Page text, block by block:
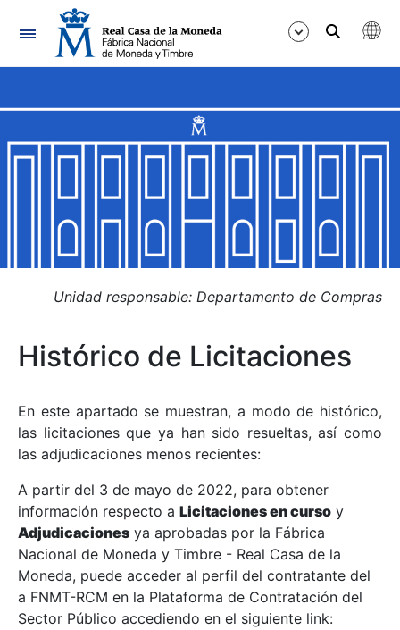
Navegación
Mostrar/Ocultar
Mostrar/Ocultar
Mostrar/Ocultar
Mostrar/Ocultar
Mostrar/Ocultar
Mostrar/Ocultar
Unidad responsable: Departamento de Compras
Histórico de Licitaciones
En este apartado se muestran, a modo de histórico,
las licitaciones que ya han sido resueltas, así como
las adjudicaciones menos recientes:
A partir del 3 de mayo de 2022, para obtener
información respecto a Licitaciones en curso y
Adjudicaciones ya aprobadas por la Fábrica
Nacional de Moneda y Timbre - Real Casa de la
Moneda, puede acceder al perfil del contratante del
a FNMT-RCM en la Plataforma de Contratación del
Sector Público accediendo en el siguiente link: